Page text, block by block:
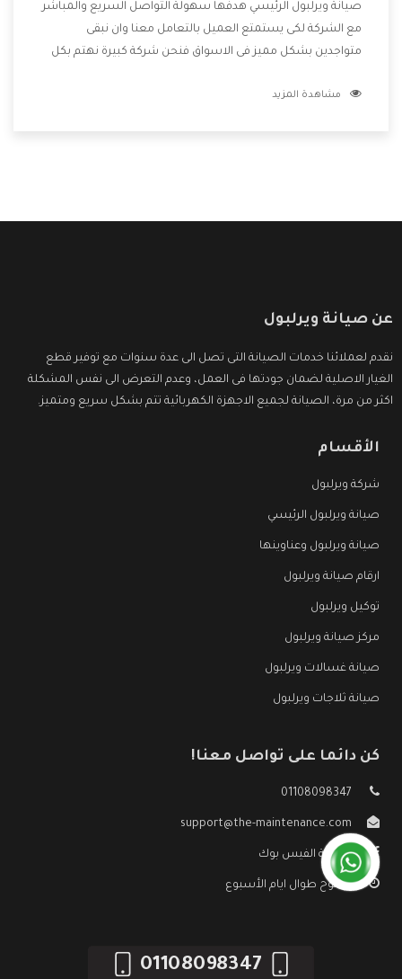
صيانة ويرلبول الرئيسي هدفها سهولة التواصل السريع والمباشر
مع الشركة لكى يستمتع العميل بالتعامل معنا وان نبقى
متواجدين بشكل مميز فى الاسواق فنحن شركة كبيرة نهتم بكل
الشركة بها والتى تكون منها خدمة الصيانة التى تكون من أهم
مشاهدة المزيد
عن صيانة ويرلبول
نقدم لعملائنا خدمات الصيانة التى تصل الى عدة سنوات مع توفير قطع
الغيار الاصلية لضمان جودتها فى العمل، وعدم التعرض الى نفس المشكلة
اكثر من مرة، الصيانة لجميع الاجهزة الكهربائية تتم بشكل سريع ومتميز.
الأقسام
شركة ويرلبول
صيانة ويرلبول الرئيسي
صيانة ويرلبول وعناوينها
ارقام صيانة ويرلبول
توكيل ويرلبول
مركز صيانة ويرلبول
صيانة غسالات ويرلبول
صيانة ثلاجات ويرلبول
كن دائما على تواصل معنا!
01108098347
support@the-maintenance.com
صفحة الفيس بوك
مفتوح طوال ايام الأسبوع
01108098347